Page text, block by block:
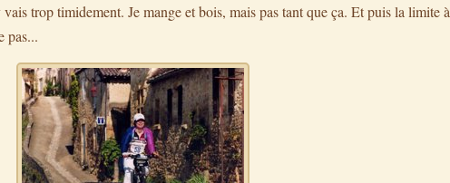
trop timidement. Je mange et bois, mais pas tant que ça. Et puis la limite à
pas...